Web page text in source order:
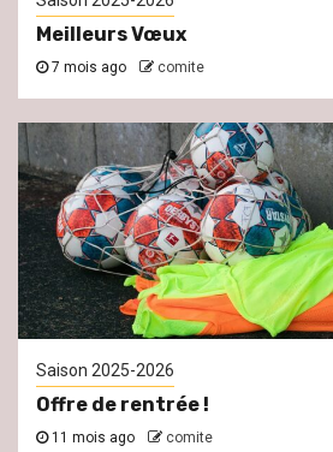
Meilleurs Vœux
7 mois ago comite
Saison 2025-2026
Offre de rentrée !
11 mois ago comite